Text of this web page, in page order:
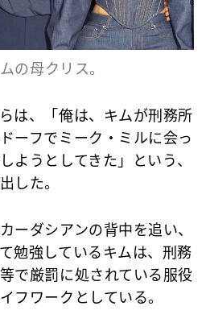
の母クリス。
は、「俺は、キムが刑務所
ーフでミーク・ミルに会っ
ようとしてきた」という、
した。
ーダシアンの背中を追い、
勉強しているキムは、刑務
で厳罰に処されている服役
フワークとしている。